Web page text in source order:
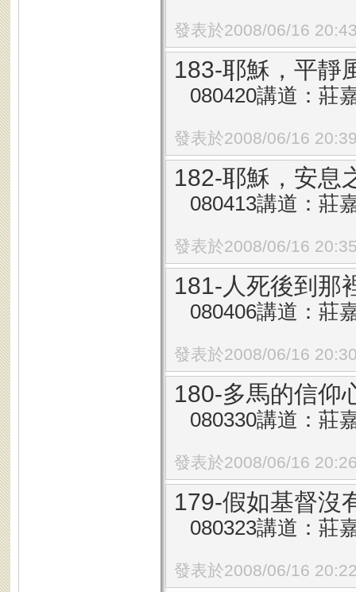
發表於2008/06/16
183-耶穌，平靜
080420講道：莊
發表於2008/06/16
182-耶穌，安息
080413講道：莊
發表於2008/06/16
181-人死後到那
080406講道：莊
發表於2008/06/16
180-多馬的信仰
080330講道：莊
發表於2008/06/16
179-假如基督沒
080323講道：莊
發表於2008/06/16